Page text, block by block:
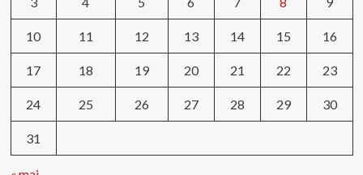
10 11 12 13 14 15 16
17 18 19 20 21 22 23
24 25 26 27 28 29 30
31